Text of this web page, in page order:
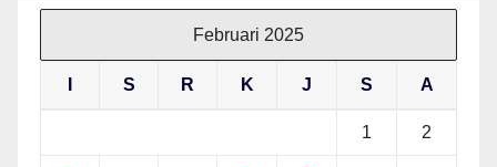
Februari 2025
S R K J S A
1 2